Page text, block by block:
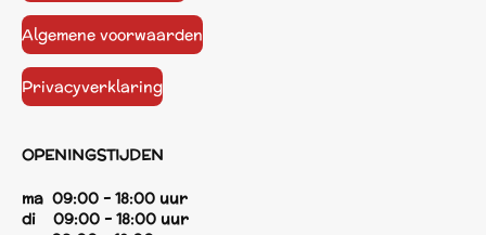
Algemene voorwaarden
Privacyverklaring
OPENINGSTIJDEN
ma 09:00 - 18:00 uur
di 09:00 - 18:00 uur